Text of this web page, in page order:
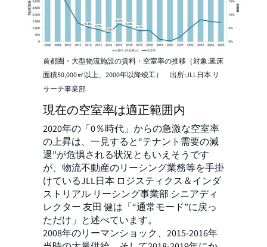
首都圏・大型物流施設の賃料・空室率の推移（対象:延床
面積50,000㎡以上、2000年以降竣工） 出所:JLL日本 リ
サーチ事業部
現在の空室率は適正範囲内
2020年の「0％時代」からの急激な空室率
の上昇は、一見すると“テナント需要の減
退”が危惧される状況ともいえそうです
が、物流不動産のリーシング業務等を手掛
けているJLL日本 ロジスティクス＆インダ
ストリアル リーシング事業部 シニアディ
レクター 友田 健は「“通常モード”に戻っ
ただけ」と述べています。
2008年のリーマンショック、2015-2016年